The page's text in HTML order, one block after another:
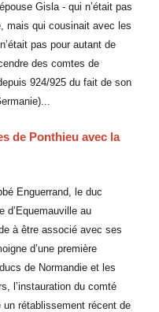
Gisla - qui n’était pas
mais qui cousinait avec les
pas pour autant de
des comtes de
924/925 du fait de son
de Ponthieu avec la
Enguerrand, le duc
d’Equemauville au
à être associé avec ses
d’une première
de Normandie et les
l’instauration du comté
un rétablissement récent de